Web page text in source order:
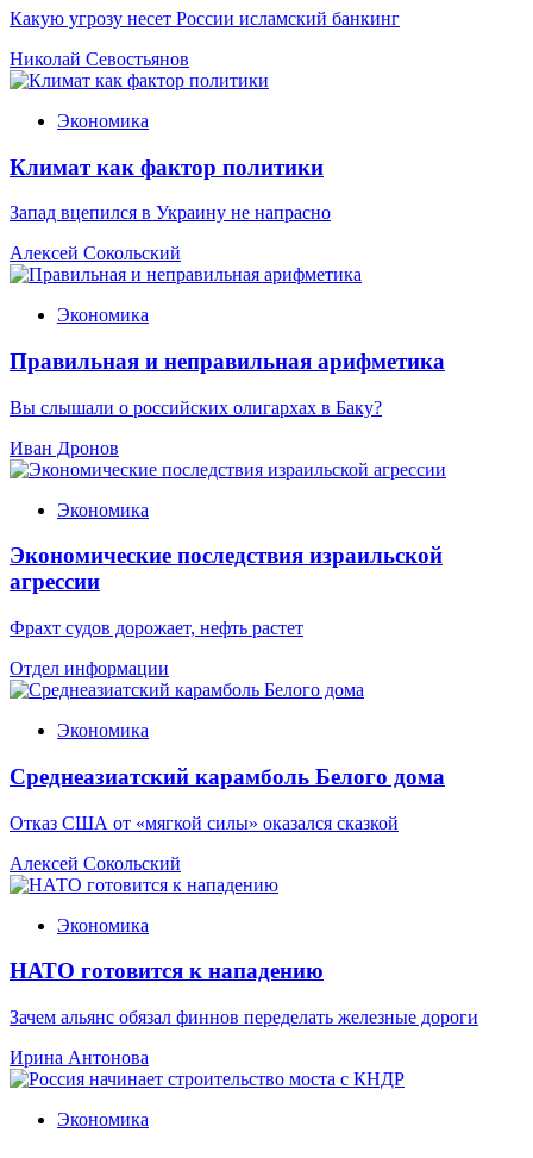
Какую угрозу несет России исламский банкинг
Николай Севостьянов
Экономика
Климат как фактор политики
Запад вцепился в Украину не напрасно
Алексей Сокольский
Экономика
Правильная и неправильная арифметика
Вы слышали о российских олигархах в Баку?
Иван Дронов
Экономика
Экономические последствия израильской
агрессии
Фрахт судов дорожает, нефть растет
Отдел информации
Экономика
Среднеазиатский карамболь Белого дома
Отказ США от «мягкой силы» оказался сказкой
Алексей Сокольский
Экономика
НАТО готовится к нападению
Зачем альянс обязал финнов переделать железные дороги
Ирина Антонова
Экономика